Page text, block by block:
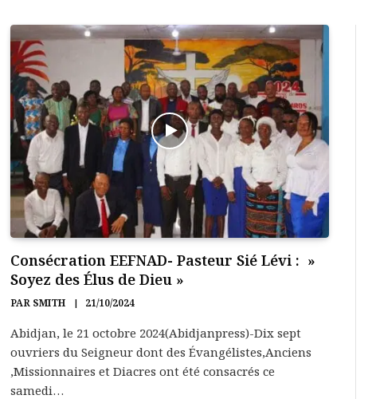
Consécration EEFNAD- Pasteur Sié Lévi : »
Soyez des Élus de Dieu »
PAR SMITH 21/10/2024
Abidjan, le 21 octobre 2024(Abidjanpress)-Dix sept
ouvriers du Seigneur dont des Évangélistes,Anciens
,Missionnaires et Diacres ont été consacrés ce
samedi…